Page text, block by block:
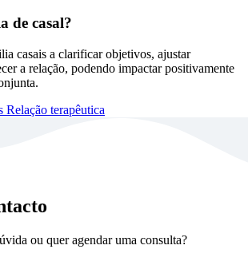
de casal?
casais a clarificar objetivos, ajustar
a relação, podendo impactar positivamente
Relação terapêutica
ou quer agendar uma consulta?